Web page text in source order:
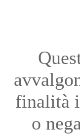
finalità
o